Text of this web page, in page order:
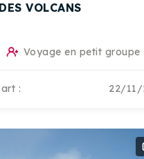
VOLCANS
Voyage en petit groupe
: 22/11/